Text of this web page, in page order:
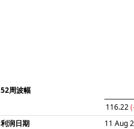
52周波幅
116.22
利润日期
11 Aug